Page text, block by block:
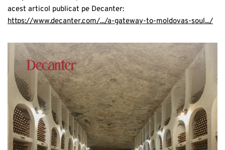
acest articol publicat pe Decanter:
https://www.decanter.com/.../a-gateway-to-moldovas-soul.../